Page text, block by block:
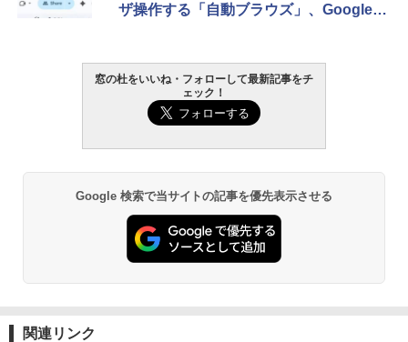
ザ操作する「自動ブラウズ」、Googleア
窓の杜をいいね・フォローして最新記事をチ
ェック！
Google 検索で当サイトの記事を優先表示させる
関連リンク